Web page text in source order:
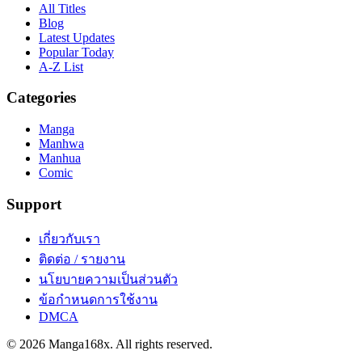
All Titles
Blog
Latest Updates
Popular Today
A-Z List
Categories
Manga
Manhwa
Manhua
Comic
Support
เกี่ยวกับเรา
ติดต่อ / รายงาน
นโยบายความเป็นส่วนตัว
ข้อกำหนดการใช้งาน
DMCA
© 2026 Manga168x. All rights reserved.